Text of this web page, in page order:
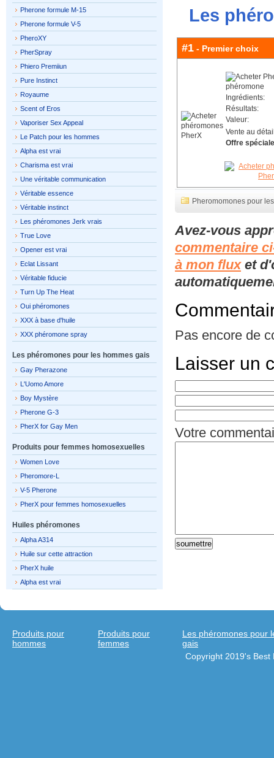
Les
#1 - Premier choix
Ingrédients:
Résultats:
Valeur:
Vente au
Offre
Pheromomones pour
Avez-vous
commentaire
à mon fluxet
Pas encore de
Laisser un
Votre
Pherone formule M-15
Pherone formule V-5
PheroXY
PherSpray
Phiero Premiiun
Pure Instinct
Royaume
Scent of Eros
Vaporiser Sex Appeal
Le Patch pour les hommes
Alpha est vrai
Charisma est vrai
Une véritable communication
Véritable essence
Véritable instinct
Les phéromones Jerk vrais
True Love
Opener est vrai
Eclat Lissant
Véritable fiducie
Turn Up The Heat
Oui phéromones
XXX à base d'huile
XXX phéromone spray
Les phéromones pour les hommes gais
Gay Pherazone
L'Uomo Amore
Boy Mystère
Pherone G-3
PherX for Gay Men
Produits pour femmes homosexuelles
Women Love
Pheromore-L
V-5 Pherone
PherX pour femmes homosexuelles
Huiles phéromones
Alpha A314
Huile sur cette attraction
PherX huile
Alpha est vrai
Produits pour
hommes
Produits pour
femmes
Les phéromones pour
gais
Copyright 2019's Best